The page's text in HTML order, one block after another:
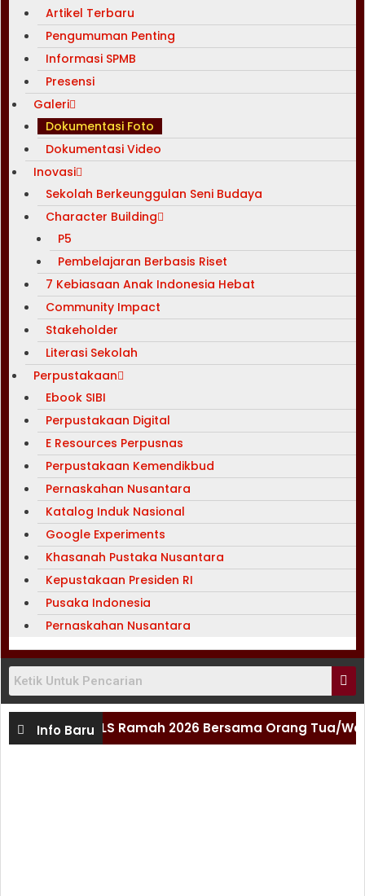
Artikel Terbaru
Pengumuman Penting
Informasi SPMB
Presensi
Galeri
Dokumentasi Foto
Dokumentasi Video
Inovasi
Sekolah Berkeunggulan Seni Budaya
Character Building
P5
Pembelajaran Berbasis Riset
7 Kebiasaan Anak Indonesia Hebat
Community Impact
Stakeholder
Literasi Sekolah
Perpustakaan
Ebook SIBI
Perpustakaan Digital
E Resources Perpusnas
Perpustakaan Kemendikbud
Pernaskahan Nusantara
Katalog Induk Nasional
Google Experiments
Khasanah Pustaka Nusantara
Kepustakaan Presiden RI
Pusaka Indonesia
Pernaskahan Nusantara
Info Baru
MPLS Ramah 2026 Bersama Orang Tua/Wali